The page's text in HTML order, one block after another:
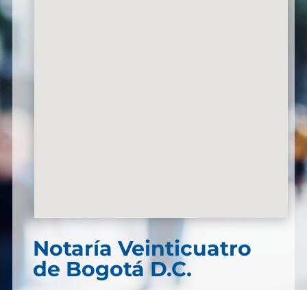
Notaría Veinticuatro
de Bogotá D.C.